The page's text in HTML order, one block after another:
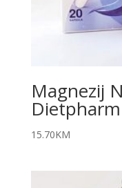
Magnezij
Dietpharm
15.70KM